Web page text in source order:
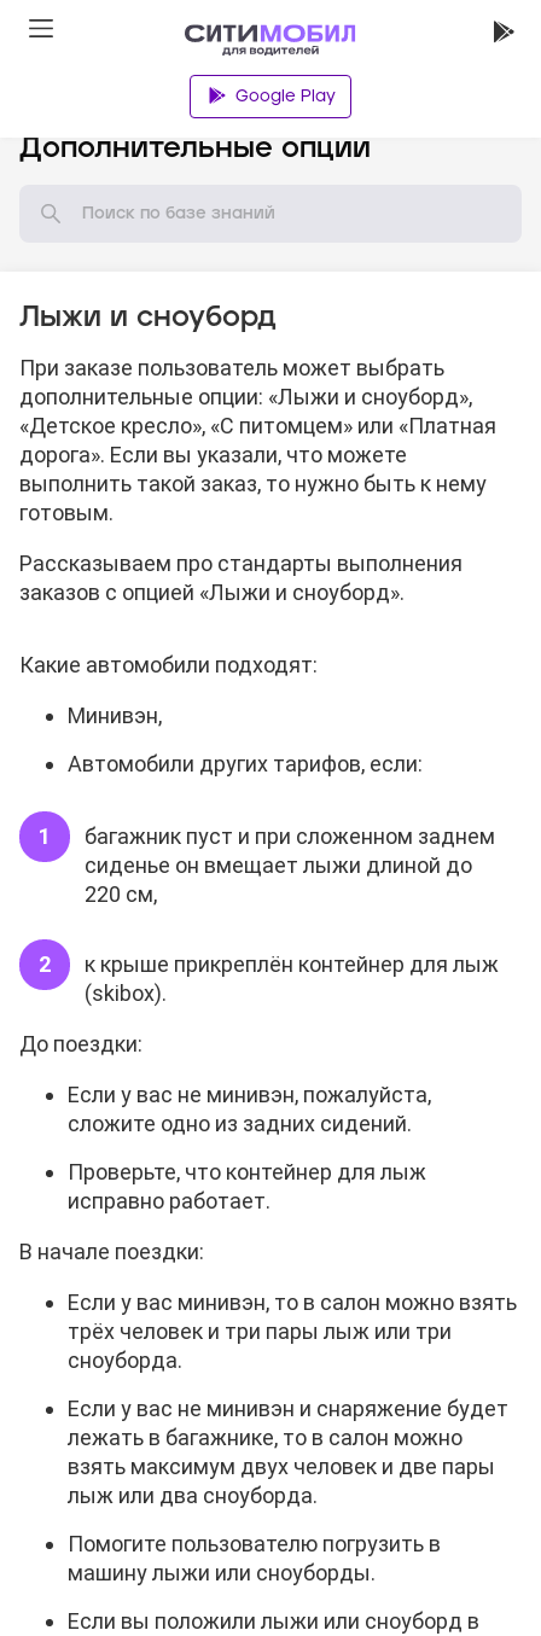
Google Play
Дополнительные опции
Лыжи и сноуборд
При заказе пользователь может выбрать
дополнительные опции: «Лыжи и сноуборд»,
«Детское кресло», «С питомцем» или «Платная
дорога». Если вы указали, что можете
выполнить такой заказ, то нужно быть к нему
готовым.
Рассказываем про стандарты выполнения
заказов с опцией «Лыжи и сноуборд».
Какие автомобили подходят:
Минивэн,
Автомобили других тарифов, если:
багажник пуст и при сложенном заднем
сиденье он вмещает лыжи длиной до
220 см,
к крыше прикреплён контейнер для лыж
(skibox).
До поездки:
Если у вас не минивэн, пожалуйста,
сложите одно из задних сидений.
Проверьте, что контейнер для лыж
исправно работает.
В начале поездки:
Если у вас минивэн, то в салон можно взять
трёх человек и три пары лыж или три
сноуборда.
Если у вас не минивэн и снаряжение будет
лежать в багажнике, то в салон можно
взять максимум двух человек и две пары
лыж или два сноуборда.
Помогите пользователю погрузить в
машину лыжи или сноуборды.
Если вы положили лыжи или сноуборд в